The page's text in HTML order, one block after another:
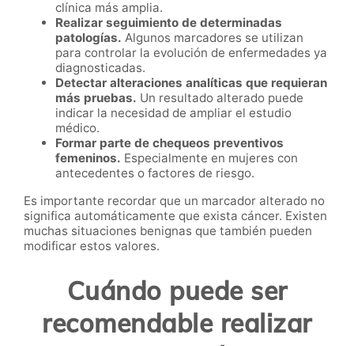
clínica más amplia.
Realizar seguimiento de determinadas
patologías. Algunos marcadores se utilizan
para controlar la evolución de enfermedades ya
diagnosticadas.
Detectar alteraciones analíticas que requieran
más pruebas. Un resultado alterado puede
indicar la necesidad de ampliar el estudio
médico.
Formar parte de chequeos preventivos
femeninos. Especialmente en mujeres con
antecedentes o factores de riesgo.
Es importante recordar que un marcador alterado no
significa automáticamente que exista cáncer. Existen
muchas situaciones benignas que también pueden
modificar estos valores.
Cuándo puede ser
recomendable realizar